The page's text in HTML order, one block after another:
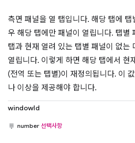
측면 패널을 열 탭입니다. 해당 탭에 탭
우 해당 탭에만 패널이 열립니다. 탭별
탭과 현재 열려 있는 탭별 패널이 없는
열립니다. 이렇게 하면 해당 탭에서 현
(전역 또는 탭별)이 재정의됩니다. 이
나 이상을 제공해야 합니다.
windowId
number 선택사항